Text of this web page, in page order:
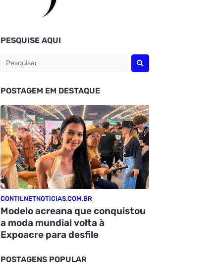
PESQUISE AQUI
POSTAGEM EM DESTAQUE
CONTILNETNOTICIAS.COM.BR
Modelo acreana que conquistou
a moda mundial volta à
Expoacre para desfile
POSTAGENS POPULAR